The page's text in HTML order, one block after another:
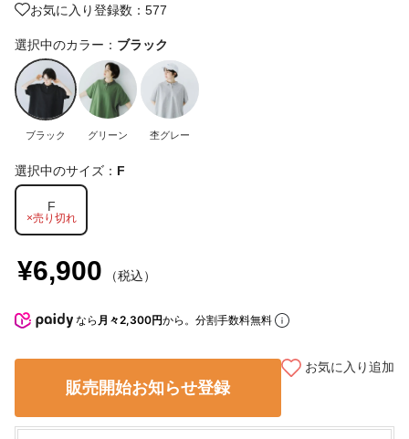
お気に入り登録数：577
選択中のカラー： ブラック
ブラック グリーン 杢グレー
選択中のサイズ： F
F
×売り切れ
¥6,900 （税込）
なら 月々2,300円から。分割手数料無料
販売開始お知らせ登録
お気に入り追加